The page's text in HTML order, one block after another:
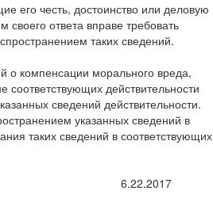
его честь, достоинство или деловую
ответа вправе требовать
таких сведений.
о компенсации морального вреда,
действительности
сведений действительности.
указанных сведений в
таких сведений в соответствующих
6.22.2017